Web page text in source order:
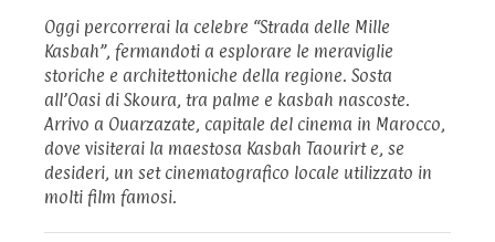
Oggi percorrerai la celebre “Strada delle Mille
Kasbah”, fermandoti a esplorare le meraviglie
storiche e architettoniche della regione. Sosta
all’Oasi di Skoura, tra palme e kasbah nascoste.
Arrivo a Ouarzazate, capitale del cinema in Marocco,
dove visiterai la maestosa Kasbah Taourirt e, se
desideri, un set cinematografico locale utilizzato in
molti film famosi.